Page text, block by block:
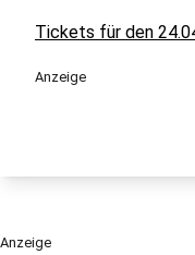
Tickets für den
Anzeige
Anzeige